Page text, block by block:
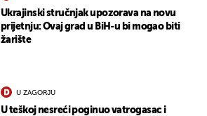
Ukrajinski stručnjak upozorava na novu
prijetnju: Ovaj grad u BiH-u bi mogao biti
žarište
U ZAGORJU
U teškoj nesreći poginuo vatrogasac i